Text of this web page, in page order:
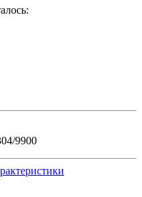
9900